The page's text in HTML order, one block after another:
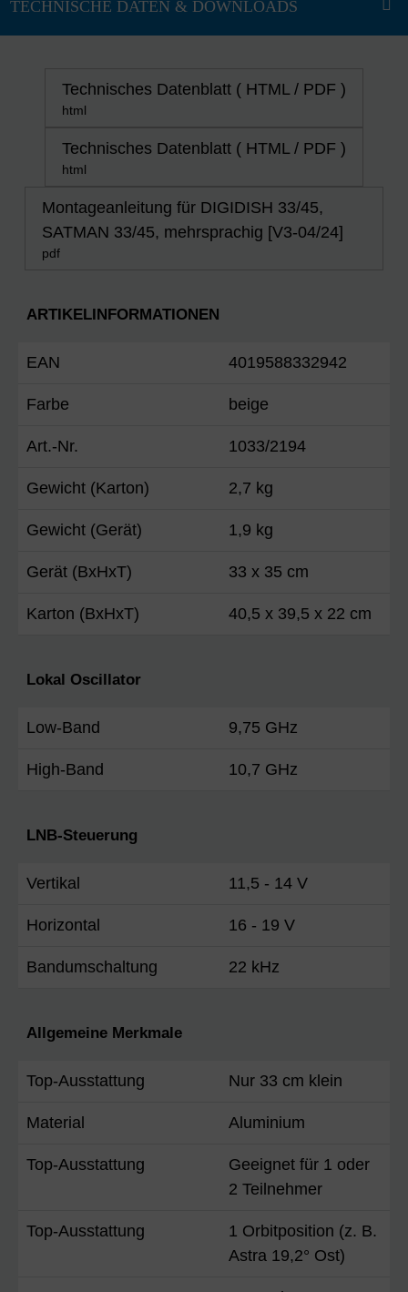
Technisches Datenblatt ( HTML / PDF )
html
Technisches Datenblatt ( HTML / PDF )
html
Montageanleitung für DIGIDISH 33/45,
SATMAN 33/45, mehrsprachig [V3-04/24]
pdf
ARTIKELINFORMATIONEN
EAN 4019588332942
Farbe beige
Art.-Nr. 1033/2194
Gewicht (Karton) 2,7 kg
Gewicht (Gerät) 1,9 kg
Gerät (BxHxT) 33 x 35 cm
Karton (BxHxT) 40,5 x 39,5 x 22 cm
Lokal Oscillator
Low-Band 9,75 GHz
High-Band 10,7 GHz
LNB-Steuerung
Vertikal 11,5 - 14 V
Horizontal 16 - 19 V
Bandumschaltung 22 kHz
Allgemeine Merkmale
Top-Ausstattung Nur 33 cm klein
Material Aluminium
Top-Ausstattung
Geeignet für 1 oder
2 Teilnehmer
Top-Ausstattung
1 Orbitposition (z. B.
Astra 19,2° Ost)